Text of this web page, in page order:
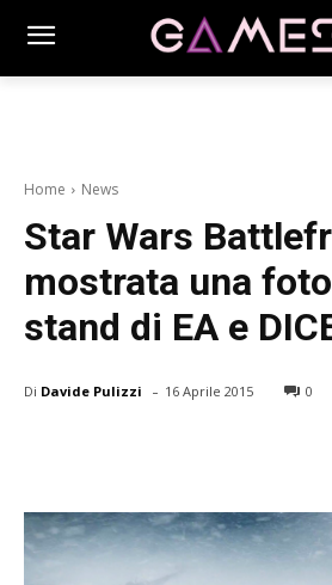
Home News
Star Wars
mostrata una
stand di EA e
Di Davide Pulizzi - 16 Aprile 2015 0